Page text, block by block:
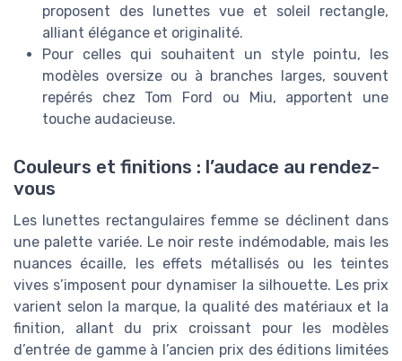
proposent des lunettes vue et soleil rectangle,
alliant élégance et originalité.
Pour celles qui souhaitent un style pointu, les
modèles oversize ou à branches larges, souvent
repérés chez Tom Ford ou Miu, apportent une
touche audacieuse.
Couleurs et finitions : l’audace au rendez-
vous
Les lunettes rectangulaires femme se déclinent dans
une palette variée. Le noir reste indémodable, mais les
nuances écaille, les effets métallisés ou les teintes
vives s’imposent pour dynamiser la silhouette. Les prix
varient selon la marque, la qualité des matériaux et la
finition, allant du prix croissant pour les modèles
d’entrée de gamme à l’ancien prix des éditions limitées